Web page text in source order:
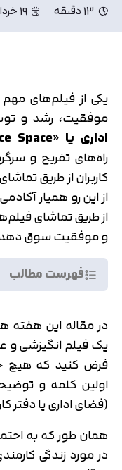
13 دقیقه 19 خرداد, 15:15
یکی از فیلم‌های مهم
موفقیت، رشد و
اداری یا «Space
راه‌های تفریح و
از این رو همیار
از طریق تماشای
و موفقیت سوق
فهرست مطالب
در مقاله این هفته
یک فیلم انگیزشی و
فرض کنید که هیچ
اولین کلمه و
(فضای اداری یا
همان طور که به
در مورد زندگی